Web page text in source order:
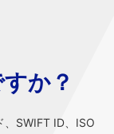
か？
、SWIFT ID、ISO